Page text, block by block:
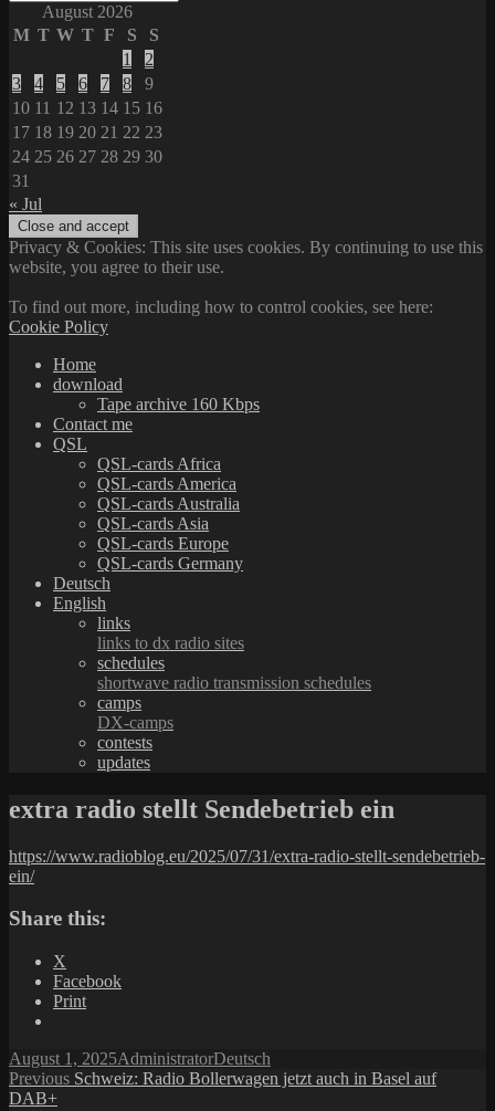
August 2026
M T W T F S
S
1
2
3
4 5 6 7 8
9
10 11 12 13 14 15 16
17 18 19 20 21 22 23
24 25 26 27 28 29 30
31
« Jul
Privacy & Cookies: This site uses cookies. By continuing to use this
website, you agree to their use.
To find out more, including how to control cookies, see here:
Cookie Policy
Home
download
Tape archive 160 Kbps
Contact me
QSL
QSL-cards Africa
QSL-cards America
QSL-cards Australia
QSL-cards Asia
QSL-cards Europe
QSL-cards Germany
Deutsch
English
links
links to dx radio sites
schedules
shortwave radio transmission schedules
camps
DX-camps
contests
updates
extra radio stellt Sendebetrieb ein
https://www.radioblog.eu/2025/07/31/extra-radio-stellt-sendebetrieb-
ein/
Share this:
X
Facebook
Print
Posted
on
August 1, 2025Author
AdministratorCategories
Deutsch
Post
Previous Previous
Schweiz: Radio Bollerwagen jetzt auch in Basel auf
DAB+